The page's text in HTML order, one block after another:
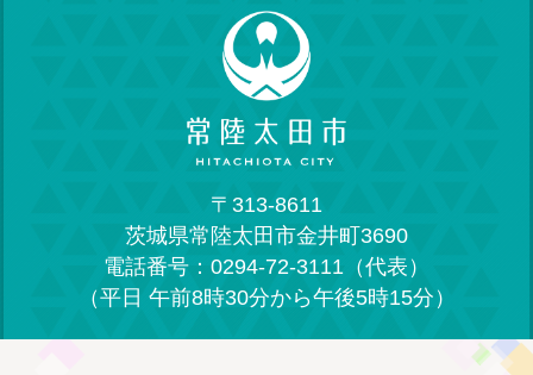
〒313-8611
茨城県常陸太田市金井町3690
電話番号：0294-72-3111（代表）
（平日 午前8時30分から午後5時15分）